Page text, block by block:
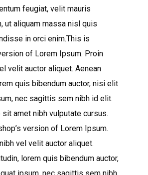
feugiat, velit mauris
ut aliquam massa nisl quis
in orci enim.This is
of Lorem Ipsum. Proin
velit auctor aliquet. Aenean
quis bibendum auctor, nisi elit
nec sagittis sem nibh id elit.
amet nibh vulputate cursus.
version of Lorem Ipsum.
vel velit auctor aliquet.
lorem quis bibendum auctor,
ipsum, nec sagittis sem nibh